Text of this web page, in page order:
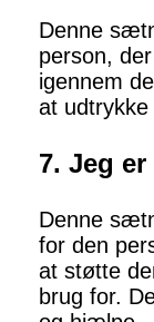
Denne
person,
igennem
at
7. Jeg
Denne
for den
at støtte
brug for.